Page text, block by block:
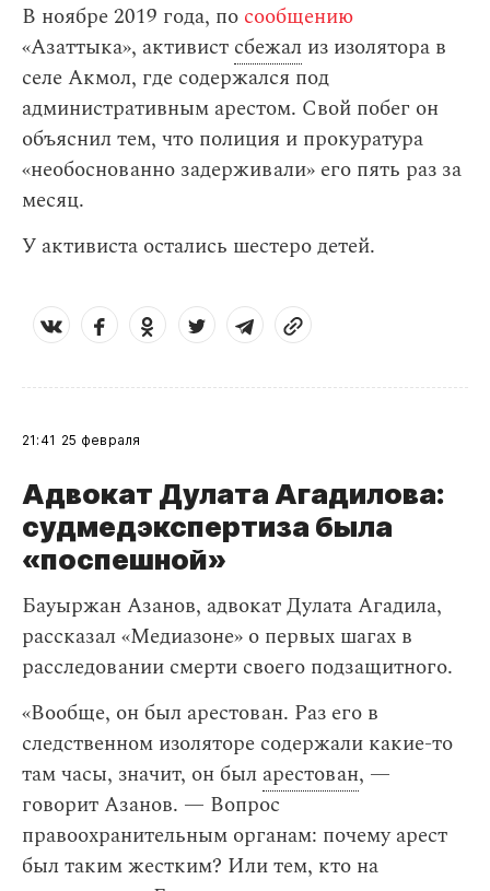
В ноябре 2019 года, по сообщению
«Азаттыка», активист сбежал из изолятора в
селе Акмол, где содержался под
административным арестом. Свой побег он
объяснил тем, что полиция и прокуратура
«необоснованно задерживали» его пять раз за
месяц.
У активиста остались шестеро детей.
21:41 25 февраля
Адвокат Дулата Агадилова:
судмедэкспертиза была
«поспешной»
Бауыржан Азанов, адвокат Дулата Агадила,
рассказал «Медиазоне» о первых шагах в
расследовании смерти своего подзащитного.
«Вообще, он был арестован. Раз его в
следственном изоляторе содержали какие-то
там часы, значит, он был арестован, —
говорит Азанов. — Вопрос
правоохранительным органам: почему арест
был таким жестким? Или тем, кто на